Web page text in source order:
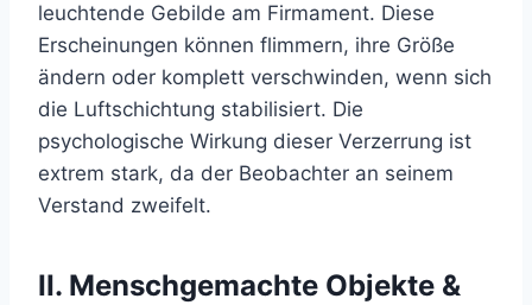
leuchtende Gebilde am Firmament. Diese
Erscheinungen können flimmern, ihre Größe
ändern oder komplett verschwinden, wenn sich
die Luftschichtung stabilisiert. Die
psychologische Wirkung dieser Verzerrung ist
extrem stark, da der Beobachter an seinem
Verstand zweifelt.
II. Menschgemachte Objekte &